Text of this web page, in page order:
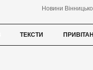
Новини
ТЕКСТИ